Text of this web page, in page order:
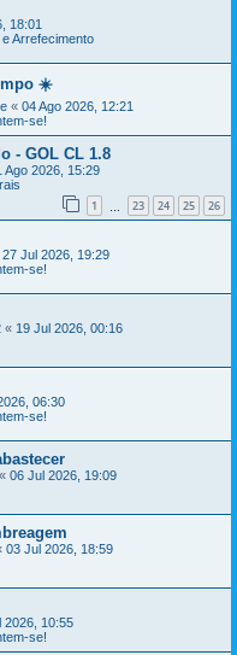
18:01
Arrefecimento
☀️
« 04 Ago 2026, 12:21
se!
- GOL CL 1.8
Ago 2026, 15:29
1 23 24 25 26
27 Jul 2026, 19:29
se!
« 19 Jul 2026, 00:16
06:30
se!
« 06 Jul 2026, 19:09
03 Jul 2026, 18:59
2026, 10:55
se!